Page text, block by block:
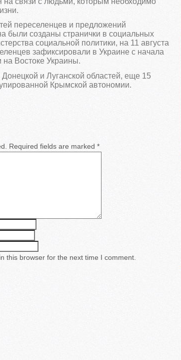
переселенцев и предложений
были созданы странички в социальных
социальной политики, на 11 августа
зафиксировали в Украине с начала
на Востоке Украины.
и Луганской областей, еще 15
Крымской автономии.
Required fields are marked *
this browser for the next time I comment.